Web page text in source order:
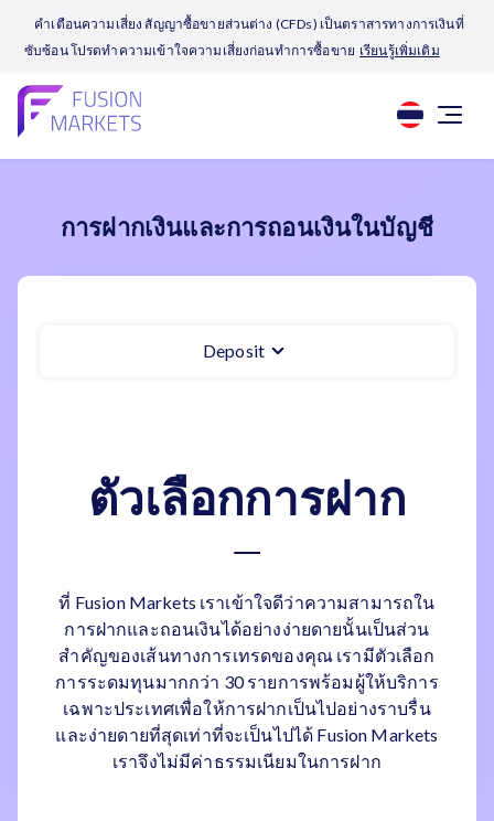
คำเตือนความเสี่ยง สัญญาซื้อขายส่วนต่าง (CFDs) เป็นตราสารทางการเงินที่
ซับซ้อน โปรดทำความเข้าใจความเสี่ยงก่อนทำการซื้อขาย เรียนรู้เพิ่มเติม
การฝากเงินและการถอนเงินในบัญชี
Deposit
ตัวเลือกการฝาก
ที่ Fusion Markets เราเข้าใจดีว่าความสามารถใน
การฝากและถอนเงินได้อย่างง่ายดายนั้นเป็นส่วน
สำคัญของเส้นทางการเทรดของคุณ เรามีตัวเลือก
การระดมทุนมากกว่า 30 รายการพร้อมผู้ให้บริการ
เฉพาะประเทศเพื่อให้การฝากเป็นไปอย่างราบรื่น
และง่ายดายที่สุดเท่าที่จะเป็นไปได้ Fusion Markets
เราจึงไม่มีค่าธรรมเนียมในการฝาก